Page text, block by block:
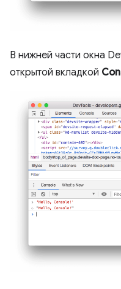
В нижней части окна
открытой вкладкой